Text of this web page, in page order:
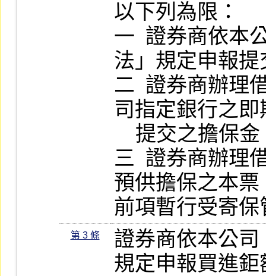
以下列為限：
一  證券商依本
法」規定申報
二  證券商辦理
司指定銀行之
三  證券商辦理
預供擔保之本票
前項暫行受寄
第 3 條
證券商依本公
規定申報買進